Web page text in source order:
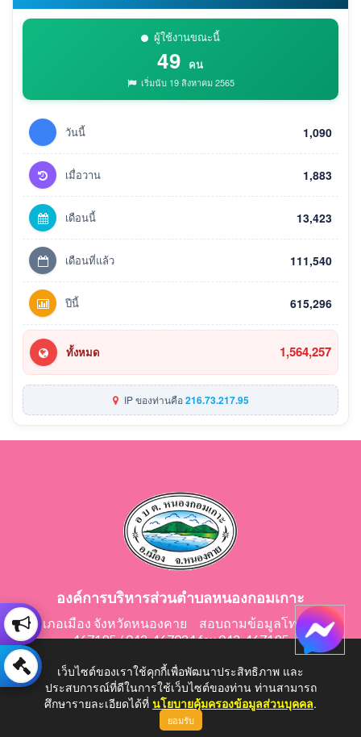
ผู้ใช้งานขณะนี้
49 คน
เริ่มนับ 19 สิงหาคม 2565
วันนี้ 1,090
เมื่อวาน 1,883
เดือนนี้ 13,423
เดือนที่แล้ว 111,540
ปีนี้ 615,296
ทั้งหมด 1,564,257
IP ของท่านคือ216.73.217.95
องค์การบริหารส่วนตำบลหนองกอมเกาะ
อำเภอเมือง จังหวัดหนองคาย สอบถามข้อมูลโทร 042-
467195 / 042-467024 fax 042-467195
E-Mail: saraban@nongkomkor.go.th
เว็บไซต์ของเราใช้คุกกี้เพื่อพัฒนาประสิทธิภาพ และ
ประสบการณ์ที่ดีในการใช้เว็บไซต์ของท่าน ท่านสามารถ
ศึกษารายละเอียดได้ที่ นโยบายคุ้มครองข้อมูลส่วนบุคคล.
ยอมรับ